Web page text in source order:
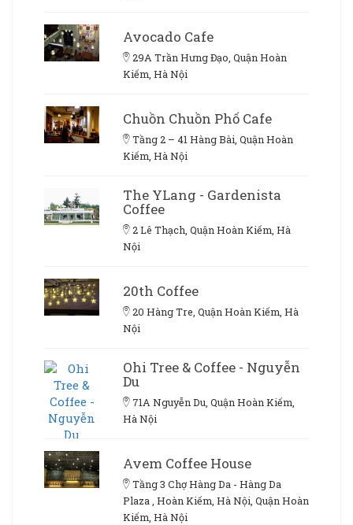
Avocado Cafe
29A Trần Hưng Đạo, Quận Hoàn
Kiếm, Hà Nội
Chuồn Chuồn Phố Cafe
Tầng 2 – 41 Hàng Bài, Quận Hoàn
Kiếm, Hà Nội
The YLang - Gardenista
Coffee
2 Lê Thạch, Quận Hoàn Kiếm, Hà
Nội
20th Coffee
20 Hàng Tre, Quận Hoàn Kiếm, Hà
Nội
Ohi Tree & Coffee - Nguyễn
Du
71A Nguyễn Du, Quận Hoàn Kiếm,
Hà Nội
Avem Coffee House
Tầng 3 Chợ Hàng Da - Hàng Da
Plaza , Hoàn Kiếm, Hà Nội, Quận Hoàn
Kiếm, Hà Nội